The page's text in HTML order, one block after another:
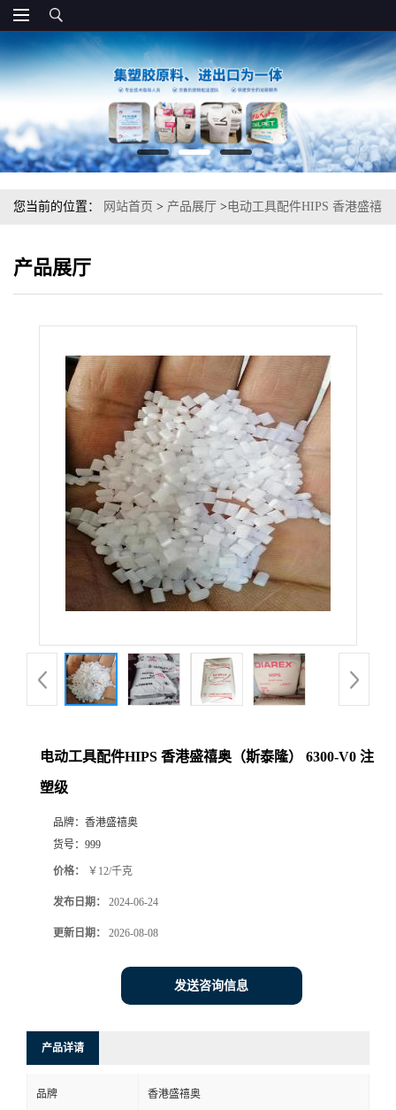
您当前的位置： 网站首页 > 产品展厅 >电动工具配件HIPS 香港盛禧
产品展厅
电动工具配件HIPS 香港盛禧奥（斯泰隆） 6300-V0 注
塑级
品牌： 香港盛禧奥
货号： 999
价格： ￥12/千克
发布日期： 2024-06-24
更新日期： 2026-08-08
发送咨询信息
产品详请
品牌 香港盛禧奥